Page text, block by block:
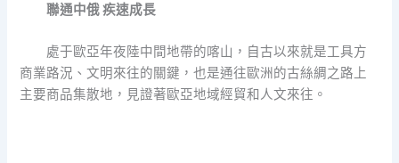
聯通中俄 疾速成長
處于歐亞年夜陸中間地帶的喀山，自古以來就是工具方
商業路況、文明來往的關鍵，也是通往歐洲的古絲綢之路上
主要商品集散地，見證著歐亞地域經貿和人文來往。